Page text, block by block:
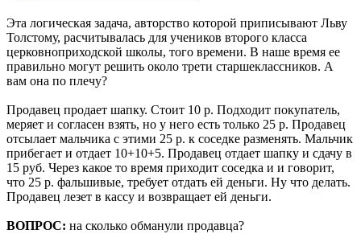
Эта логическая задача, авторство которой приписывают Льву
Толстому, расчитывалась для учеников второго класса
церковноприходской школы, того времени. В наше время ее
правильно могут решить около трети старшеклассников. А
вам она по плечу?
Продавец продает шапку. Стоит 10 р. Подходит покупатель,
меряет и согласен взять, но у него есть только 25 р. Продавец
отсылает мальчика с этими 25 р. к соседке разменять. Мальчик
прибегает и отдает 10+10+5. Продавец отдает шапку и сдачу в
15 руб. Через какое то время приходит соседка и и говорит,
что 25 р. фальшивые, требует отдать ей деньги. Ну что делать.
Продавец лезет в кассу и возвращает ей деньги.
ВОПРОС: на сколько обманули продавца?